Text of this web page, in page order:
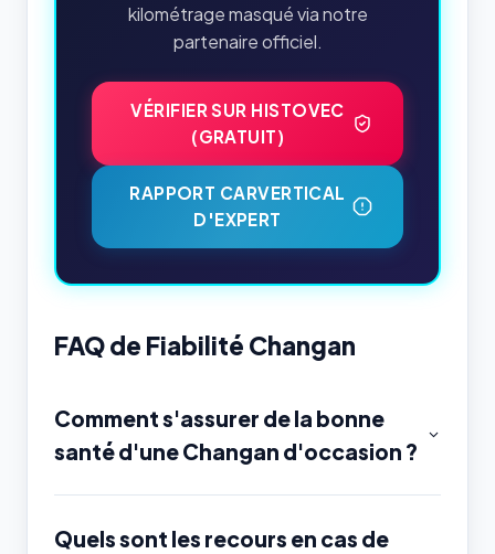
kilométrage masqué via notre
partenaire officiel.
VÉRIFIER SUR HISTOVEC
(GRATUIT)
RAPPORT CARVERTICAL
D'EXPERT
FAQ de Fiabilité Changan
Comment s'assurer de la bonne
santé d'une Changan d'occasion ?
Quels sont les recours en cas de